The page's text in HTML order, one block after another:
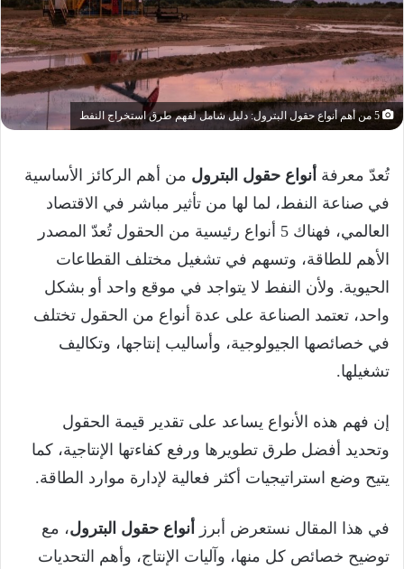
تُعدّ معرفة أنواع حقول البترول من أهم الركائز الأساسية
في صناعة النفط، لما لها من تأثير مباشر في الاقتصاد
العالمي، فهناك 5 أنواع رئيسية من الحقول تُعدّ المصدر
الأهم للطاقة، وتسهم في تشغيل مختلف القطاعات
الحيوية. ولأن النفط لا يتواجد في موقع واحد أو بشكل
واحد، تعتمد الصناعة على عدة أنواع من الحقول تختلف
في خصائصها الجيولوجية، وأساليب إنتاجها، وتكاليف
تشغيلها.
إن فهم هذه الأنواع يساعد على تقدير قيمة الحقول
وتحديد أفضل طرق تطويرها ورفع كفاءتها الإنتاجية، كما
يتيح وضع استراتيجيات أكثر فعالية لإدارة موارد الطاقة.
في هذا المقال نستعرض أبرز أنواع حقول البترول، مع
توضيح خصائص كل منها، وآليات الإنتاج، وأهم التحديات